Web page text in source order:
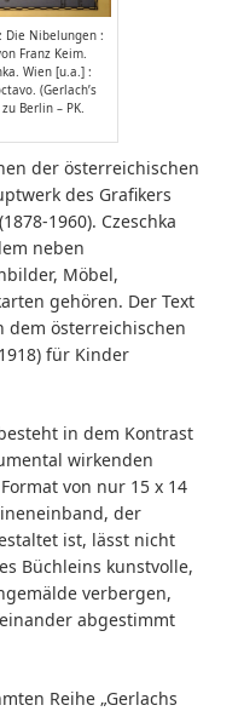
Die Nibelungen :
Franz Keim.
Wien [u.a.] :
(Gerlach’s
Berlin – PK.
der österreichischen
des Grafikers
1960). Czeschka
neben
Möbel,
gehören. Der Text
dem österreichischen
für Kinder
in dem Kontrast
wirkenden
von nur 15 x 14
der
ist, lässt nicht
Büchleins kunstvolle,
verbergen,
abgestimmt
Reihe „Gerlachs